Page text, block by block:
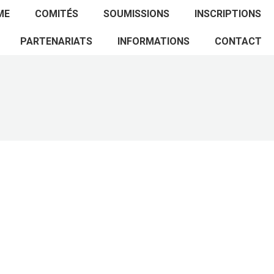
COMITÉS SOUMISSIONS INSCRIPTIONS
PARTENARIATS INFORMATIONS CONTACT
ACCUEIL PROGRAMME COMITÉS
SOUMISSIONS INSCRIPTIONS PARTENARIATS